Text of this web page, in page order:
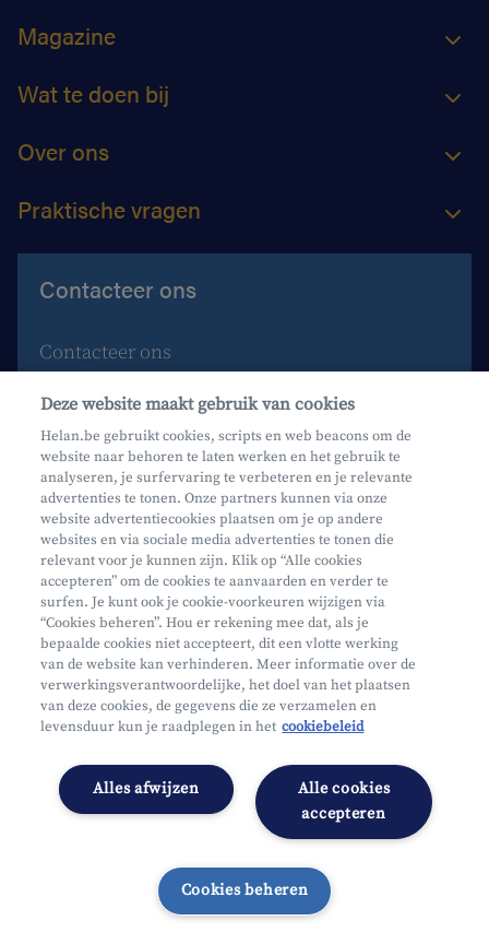
Magazine
Wat te doen bij
Over ons
Praktische vragen
Contacteer ons
Contacteer ons
Maak een afspraak
Waar vind je ons?
Phishing
Mifid
Privacy
Juridische info
Onderworpen aan de controle van CDZ
Toegankelijkheidsverklaring
Cookies beheren
Deze website maakt gebruik van cookies
Helan.be gebruikt cookies, scripts en web beacons om de
website naar behoren te laten werken en het gebruik te
analyseren, je surfervaring te verbeteren en je relevante
advertenties te tonen. Onze partners kunnen via onze
website advertentiecookies plaatsen om je op andere
websites en via sociale media advertenties te tonen die
relevant voor je kunnen zijn. Klik op “Alle cookies
accepteren” om de cookies te aanvaarden en verder te
surfen. Je kunt ook je cookie-voorkeuren wijzigen via
“Cookies beheren”. Hou er rekening mee dat, als je
bepaalde cookies niet accepteert, dit een vlotte werking
van de website kan verhinderen. Meer informatie over de
verwerkingsverantwoordelijke, het doel van het plaatsen
van deze cookies, de gegevens die ze verzamelen en
levensduur kun je raadplegen in het cookiebeleid
Alle cookies
accepteren
Alles afwijzen
Cookies beheren